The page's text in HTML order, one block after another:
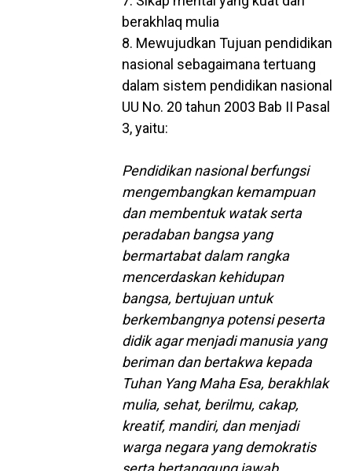
berakhlaq mulia
8. Mewujudkan Tujuan pendidikan
nasional sebagaimana tertuang
dalam sistem pendidikan nasional
UU No. 20 tahun 2003 Bab II Pasal
3, yaitu:
Pendidikan nasional berfungsi
mengembangkan kemampuan
dan membentuk watak serta
peradaban bangsa yang
bermartabat dalam rangka
mencerdaskan kehidupan
bangsa, bertujuan untuk
berkembangnya potensi peserta
didik agar menjadi manusia yang
beriman dan bertakwa kepada
Tuhan Yang Maha Esa, berakhlak
mulia, sehat, berilmu, cakap,
kreatif, mandiri, dan menjadi
warga negara yang demokratis